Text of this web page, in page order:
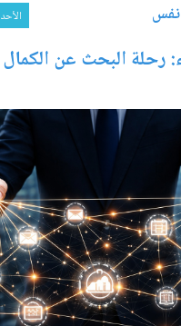
الأحد 19 نيسان 2026
رحلة البحث عن الكمال